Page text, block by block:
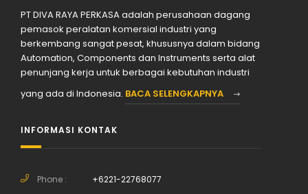
PT DIVA RAYA PERKASA adalah perusahaan dagang
pemasok peralatan komersial industri yang
berkembang sangat pesat, khususnya dalam bidang
Automation, Components dan Instruments serta alat
penunjang kerja untuk berbagai kebutuhan industri
yang ada di Indonesia. BACA SELENGKAPNYA
INFORMASI KONTAK
Phone : +6221-22768077